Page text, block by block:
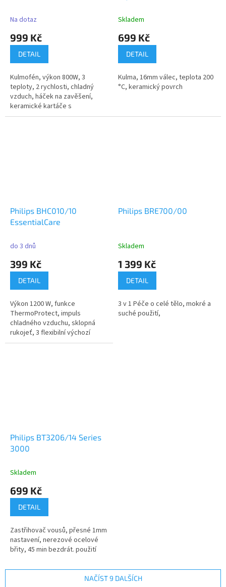
Na dotaz
999 Kč
DETAIL
Kulmofén, výkon 800W, 3
teploty, 2 rychlosti, chladný
vzduch, háček na zavěšení,
keramické kartáče s
arganovým...
Skladem
699 Kč
DETAIL
Kulma, 16mm válec, teplota 200
°C, keramický povrch
Philips BHC010/10
EssentialCare
do 3 dnů
399 Kč
DETAIL
Výkon 1200 W, funkce
ThermoProtect, impuls
chladného vzduchu, sklopná
rukojeť, 3 flexibilní výchozí
nastavení sušení...
Philips BRE700/00
Skladem
1 399 Kč
DETAIL
3 v 1 Péče o celé tělo, mokré a
suché použití,
Philips BT3206/14 Series
3000
Skladem
699 Kč
DETAIL
Zastřihovač vousů, přesné 1mm
nastavení, nerezové ocelové
břity, 45 min bezdrát. použití
NAČÍST 9 DALŠÍCH